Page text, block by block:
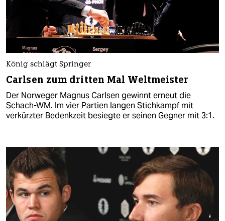
König schlägt Springer
Carlsen zum dritten Mal Weltmeister
Der Norweger Magnus Carlsen gewinnt erneut die
Schach-WM. Im vier Partien langen Stichkampf mit
verkürzter Bedenkzeit besiegte er seinen Gegner mit 3:1.